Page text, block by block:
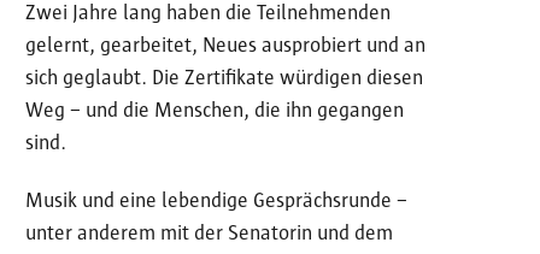
Zwei Jahre lang haben die Teilnehmenden
gelernt, gearbeitet, Neues ausprobiert und an
sich geglaubt. Die Zertifikate würdigen diesen
Weg – und die Menschen, die ihn gegangen
sind.
Musik und eine lebendige Gesprächsrunde –
unter anderem mit der Senatorin und dem